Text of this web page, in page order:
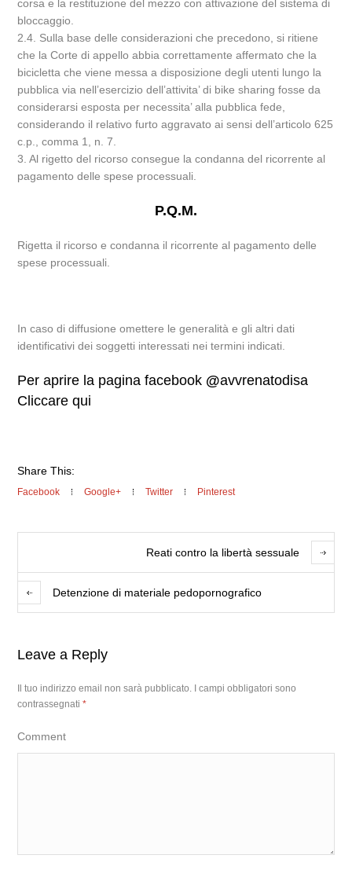
corsa e la restituzione del mezzo con attivazione del sistema di
bloccaggio.
2.4. Sulla base delle considerazioni che precedono, si ritiene
che la Corte di appello abbia correttamente affermato che la
bicicletta che viene messa a disposizione degli utenti lungo la
pubblica via nell’esercizio dell’attivita’ di bike sharing fosse da
considerarsi esposta per necessita’ alla pubblica fede,
considerando il relativo furto aggravato ai sensi dell’articolo 625
c.p., comma 1, n. 7.
3. Al rigetto del ricorso consegue la condanna del ricorrente al
pagamento delle spese processuali.
P.Q.M.
Rigetta il ricorso e condanna il ricorrente al pagamento delle
spese processuali.
In caso di diffusione omettere le generalità e gli altri dati
identificativi dei soggetti interessati nei termini indicati.
Per aprire la pagina facebook @avvrenatodisa
Cliccare qui
Share This:
Facebook Google+ Twitter Pinterest
Reati contro la libertà sessuale
Detenzione di materiale pedopornografico
Leave a Reply
Il tuo indirizzo email non sarà pubblicato.
I campi obbligatori sono
contrassegnati*
Comment